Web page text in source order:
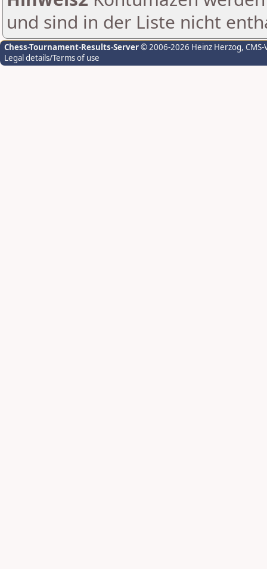
und sind in der Liste nicht
Chess-Tournament-Results-Server© 2006-2026 Heinz Herzog,
Legal details/Terms of use